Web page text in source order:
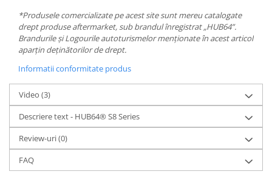
*Produsele comercializate pe acest site sunt mereu catalogate
drept produse aftermarket, sub brandul înregistrat „HUB64”.
Brandurile și Logourile autoturismelor menționate în acest articol
aparțin deținătorilor de drept.
Informatii conformitate produs
Video (3)
Descriere text - HUB64® S8 Series
Review-uri(0)
FAQ